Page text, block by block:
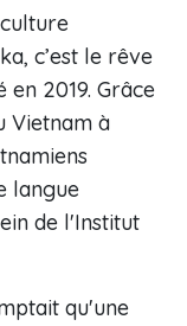
c’est le rêve
2019. Grâce
Vietnam à
langue
de l'Institut
qu'une